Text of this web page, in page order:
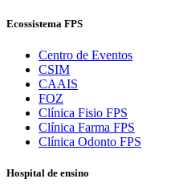
Ecossistema FPS
Centro de Eventos
CSIM
CAAIS
FOZ
Clínica Fisio FPS
Clínica Farma FPS
Clínica Odonto FPS
Hospital de ensino